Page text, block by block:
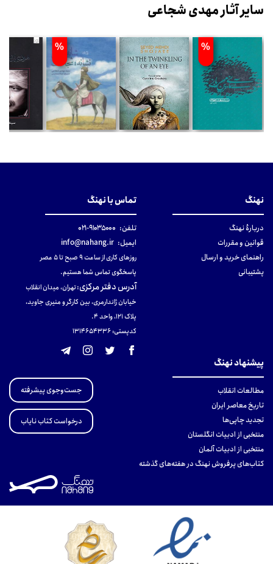
سایر آثار مهدی شجاعی
%
%
نهنگ
دربارهٔ نهنگ
قوانین و مقررات
راهنمای خرید و ارسال
پشتیبانی
تماس با نهنگ
تلفن: ۹۱۰۳۵۰۰۰-۰۲۱
ایمیل: info@nahang.ir
روزهای کاری از ساعت ۹ صبح تا ۵ عصر
پاسخگوی تماس شما هستیم.
آدرس دفتر مرکزی:تهران، میدان انقلاب
خیابان ژاندارمری، بین کارگر و منیری جاوید،
پلاک 121، واحد ۴.
کدپستی: 131465433۶
پیشنهاد نهنگ
مطالعات انقلاب
تاریخ معاصر ایران
تجدید چاپی‌ها
منتخبی از ادبیات انگلستان
منتخبی از ادبیات آلمان
کتاب‌های پرفروش نهنگ در هفته‌های گذشته
جست‌وجوی پیشرفته
درخواست کتاب نایاب